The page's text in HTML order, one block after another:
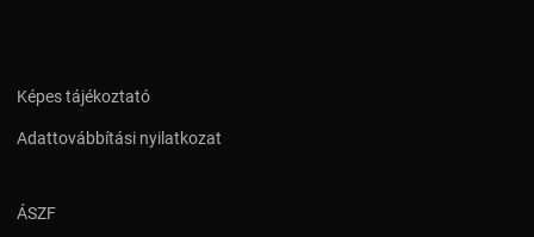
Képes tájékoztató
Adattovábbítási nyilatkozat
ÁSZF